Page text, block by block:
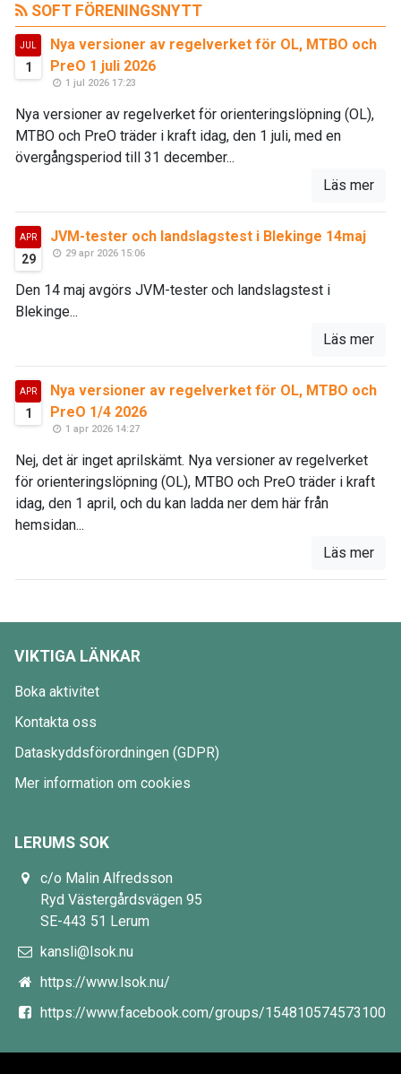
SOFT FÖRENINGSNYTT
JUL
1
Nya versioner av regelverket för OL, MTBO och
PreO 1 juli 2026
1 jul 2026 17:23
Nya versioner av regelverket för orienteringslöpning (OL),
MTBO och PreO träder i kraft idag, den 1 juli, med en
övergångsperiod till 31 december...
Läs mer
APR
29
JVM-tester och landslagstest i Blekinge 14maj
29 apr 2026 15:06
Den 14 maj avgörs JVM-tester och landslagstest i
Blekinge...
Läs mer
APR
1
Nya versioner av regelverket för OL, MTBO och
PreO 1/4 2026
1 apr 2026 14:27
Nej, det är inget aprilskämt. Nya versioner av regelverket
för orienteringslöpning (OL), MTBO och PreO träder i kraft
idag, den 1 april, och du kan ladda ner dem här från
hemsidan...
Läs mer
VIKTIGA LÄNKAR
Boka aktivitet
Kontakta oss
Dataskyddsförordningen (GDPR)
Mer information om cookies
LERUMS SOK
c/o Malin Alfredsson
Ryd Västergårdsvägen 95
SE-443 51 Lerum
kansli@lsok.nu
https://www.lsok.nu/
https://www.facebook.com/groups/154810574573100